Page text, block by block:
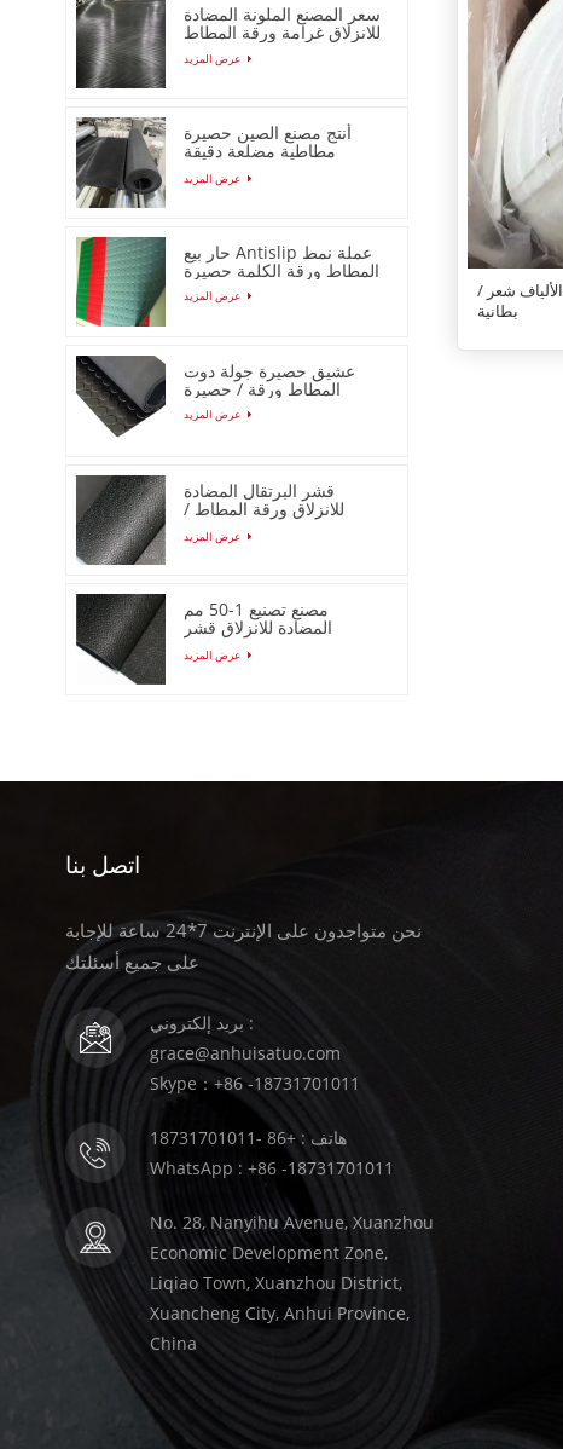
شعر /
بطانية
سعر المصنع الملونة المضادة
للانزلاق غرامة ورقة المطاط
مضلع
أنتج مصنع الصين حصيرة
مطاطية مضلعة دقيقة
مضادة للانزلاق
حار بيع Antislip عملة نمط
المطاط ورقة الكلمة حصيرة
عشيق حصيرة جولة دوت
المطاط ورقة / حصيرة
قشر البرتقال المضادة
للانزلاق ورقة المطاط /
حصيرة لفة
مصنع تصنيع 1-50 مم
المضادة للانزلاق قشر
البرتقال ورقة المطاط /
حصيرة
اتصل بنا
نحن متواجدون على الإنترنت 7*24 ساعة للإجابة
على جميع أسئلتك
بريد إلكتروني :
grace@anhuisatuo.com
Skype：+86 -18731701011
هاتف : +86 -18731701011
WhatsApp : +86 -18731701011
No. 28, Nanyihu Avenue, Xuanzhou
Economic Development Zone,
Liqiao Town, Xuanzhou District,
Xuancheng City, Anhui Province,
China